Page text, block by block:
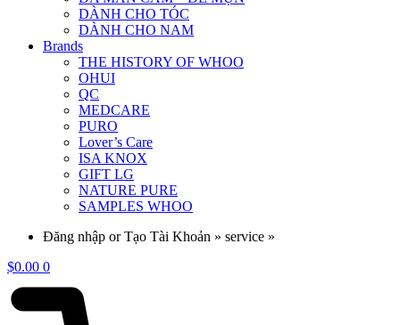
DÀNH CHO TÓC
DÀNH CHO NAM
Brands
THE HISTORY OF WHOO
OHUI
QC
MEDCARE
PURO
Lover’s Care
ISA KNOX
GIFT LG
NATURE PURE
SAMPLES WHOO
Đăng nhập or Tạo Tài Khoản » service »
$0.00 0